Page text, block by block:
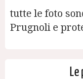
tutte le foto
Prugnoli e